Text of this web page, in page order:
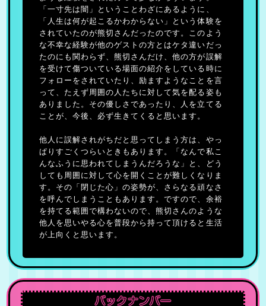
「一寸先は闇」ということわざにあるように、
「人生は何が起こるかわからない」という体験を
されていたのが熊切さんだったのです。このよう
な不幸な経験が他のゲストの方とはケタ違いだっ
たのにも関わらず、熊切さんだけ、他の方が誤解
を受けて傷ついている場面の紹介をしている時に
フォローをされていたり、励ますようなことを言
って、たえず周囲の人たちに対して気を配る姿も
ありました。その優しさであったり、人を立てる
ことが、今後、必ず生きてくると思います。
他人に誤解されがちだと思ってしまう方は、やっ
ぱりすごくつらいときもあります。「なんで私こ
んなふうに思われてしまうんだろうな」と、どう
しても周囲に対して心を開くことが難しくなりま
す。その「閉じた心」の姿勢が、さらなる頑なさ
を呼んでしまうこともあります。ですので、余裕
を持てる範囲で構わないので、熊切さんのような
他人を思いやる心を普段から持って頂けると生活
が上向くと思います。